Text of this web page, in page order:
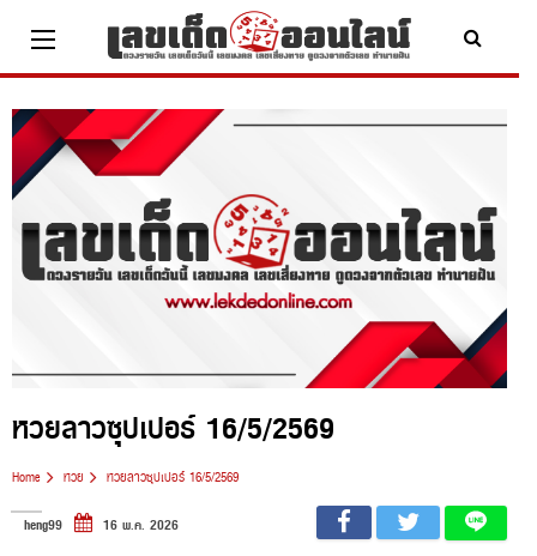
content
หวยลาวซุปเปอร์ 16/5/2569
Home หวย หวยลาวซุปเปอร์ 16/5/2569
heng99 16 พ.ค. 2026
x ปิดโฆษณา